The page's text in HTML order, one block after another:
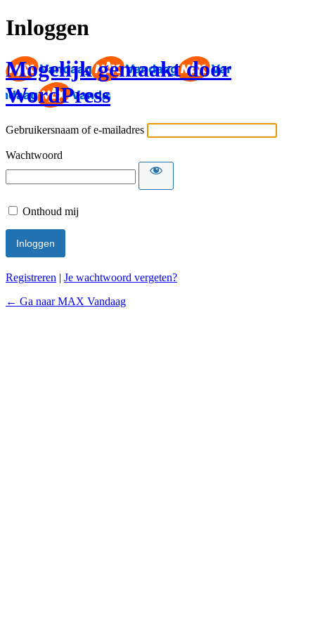
Inloggen
Mogelijk gemaakt door
WordPress
Gebruikersnaam of e-mailadres
Wachtwoord
Onthoud mij
Registreren | Je wachtwoord vergeten?
← Ga naar MAX Vandaag